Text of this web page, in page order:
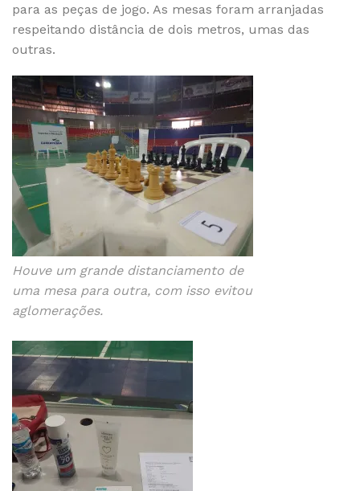
para as peças de jogo. As mesas foram arranjadas
respeitando distância de dois metros, umas das
outras.
Houve um grande distanciamento de
uma mesa para outra, com isso evitou
aglomerações.